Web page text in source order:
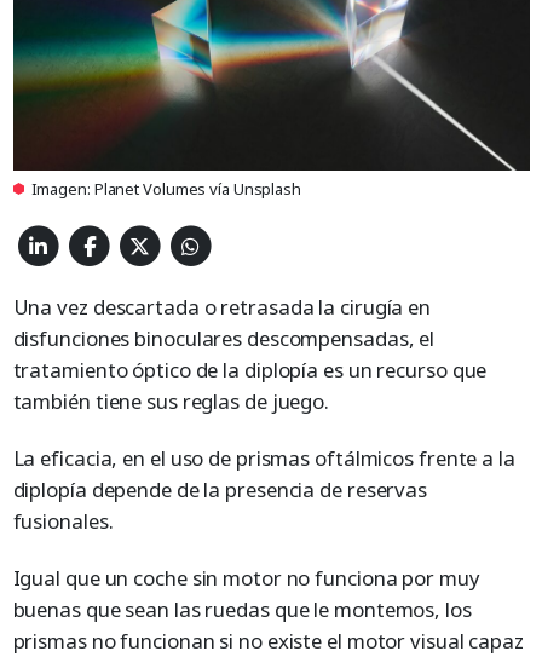
Imagen: Planet Volumes vía Unsplash
Una vez descartada o retrasada la cirugía en
disfunciones binoculares descompensadas, el
tratamiento óptico de la diplopía es un recurso que
también tiene sus reglas de juego.
La eficacia, en el uso de prismas oftálmicos frente a la
diplopía depende de la presencia de reservas
fusionales.
Igual que un coche sin motor no funciona por muy
buenas que sean las ruedas que le montemos, los
prismas no funcionan si no existe el motor visual capaz